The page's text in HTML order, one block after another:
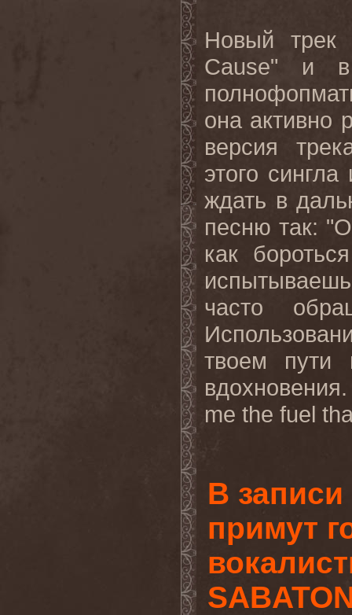
Новый
Cause" и в
она активно
версия
этого
ждать в
песню так:
как
часто
твоем пути
me the fuel
В
примут